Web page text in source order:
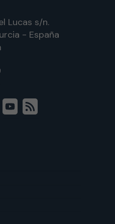
Lucas s/n.
- España
YouTube
Flux
RSS